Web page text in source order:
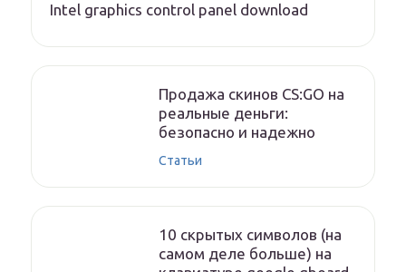
Intel graphics control panel download
Продажа скинов CS:GO на
реальные деньги:
безопасно и надежно
Статьи
10 скрытых символов (на
самом деле больше) на